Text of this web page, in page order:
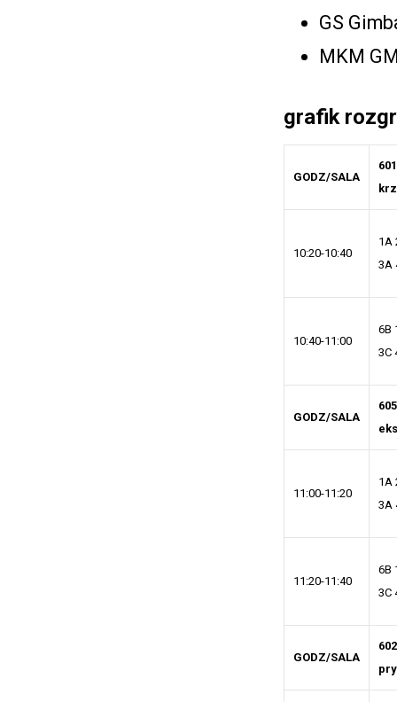
GS
MKM
grafik
GODZ/SALA
601
10:20-10:40
1A
3A
10:40-11:00
6B
3C
GODZ/SALA
605
11:00-11:20
1A
3A
11:20-11:40
6B
3C
GODZ/SALA
602